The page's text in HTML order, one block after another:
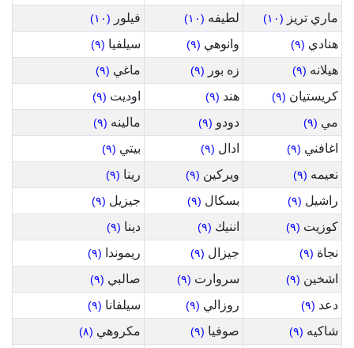
ماري تريز (١٠) لطيفه (١٠) فيلور (١٠)
هنادي (٩) وانوهي (٩) سيلفيا (٩)
هيلانه (٩) زه بور (٩) ماغي (٩)
كريستيان (٩) هند (٩) اوديت (٩)
مي (٩) دودو (٩) مالينه (٩)
اغافني (٩) ادال (٩) بيتي (٩)
نعيمه (٩) ويركين (٩) رينا (٩)
راشيل (٩) بسكال (٩) جيزيل (٩)
كوزيت (٩) اننيك (٩) دينا (٩)
نجاة (٩) جيزال (٩) ريموندا (٩)
اشخين (٩) سروارت (٩) صالبي (٩)
دعد (٩) روزالي (٩) سيلفانا (٩)
شاكيه (٩) صوفيا (٩) مكروهي (٨)